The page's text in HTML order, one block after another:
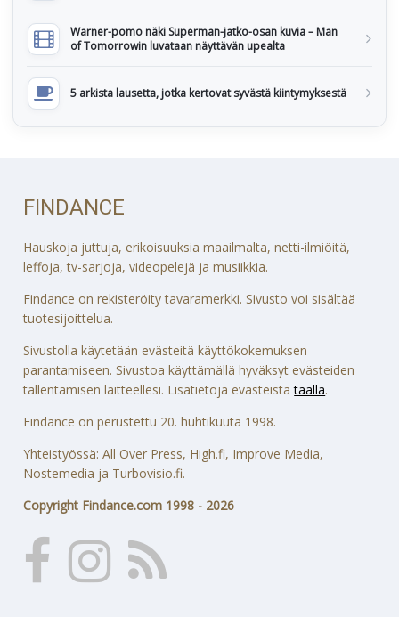
Warner-pomo näki Superman-jatko-osan kuvia – Man
of Tomorrowin luvataan näyttävän upealta
5 arkista lausetta, jotka kertovat syvästä kiintymyksestä
FINDANCE
Hauskoja juttuja, erikoisuuksia maailmalta, netti-ilmiöitä,
leffoja, tv-sarjoja, videopelejä ja musiikkia.
Findance on rekisteröity tavaramerkki. Sivusto voi sisältää
tuotesijoittelua.
Sivustolla käytetään evästeitä käyttökokemuksen
parantamiseen. Sivustoa käyttämällä hyväksyt evästeiden
tallentamisen laitteellesi. Lisätietoja evästeistätäällä.
Findance on perustettu 20. huhtikuuta 1998.
Yhteistyössä: All Over Press, High.fi, Improve Media,
Nostemedia ja Turbovisio.fi.
Copyright Findance.com 1998 - 2026